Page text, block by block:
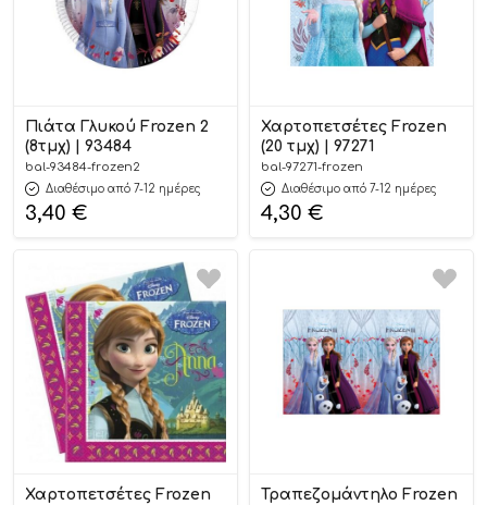
Πιάτα Γλυκού Frozen 2
(8τμχ) | 93484
bal-93484-frozen2
Διαθέσιμο από 7-12 ημέρες
3,40 €
Χαρτοπετσέτες Frozen
(20 τμχ) | 97271
bal-97271-frozen
Διαθέσιμο από 7-12 ημέρες
4,30 €
Χαρτοπετσέτες Frozen
Τραπεζομάντηλο Frozen